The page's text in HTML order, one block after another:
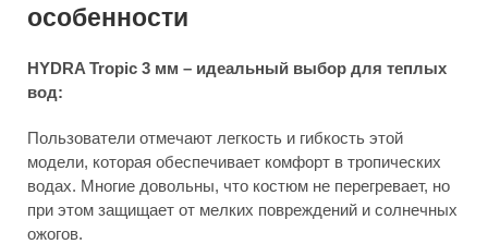
особенности
HYDRA Tropic 3 мм – идеальный выбор для теплых
вод:
Пользователи отмечают легкость и гибкость этой
модели, которая обеспечивает комфорт в тропических
водах. Многие довольны, что костюм не перегревает, но
при этом защищает от мелких повреждений и солнечных
ожогов.